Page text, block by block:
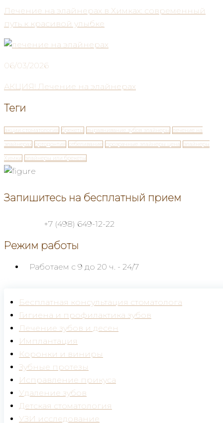
Лечение на элайнерах в Химках: современный
путь к красивой улыбке
06/03/2026
АКЦИЯ! Лечение на элайнерах
Теги
акции стоматология брекеты выравнивание зубов элайнеры лечение на
элайнерах ортодонтия отбеливание прозрачные элайнеры цена элайнеры
Химки элайнеры или брекеты
Запишитесь на бесплатный прием
+7 (498) 649-12-22
Режим работы
Работаем с 9 до 20 ч. - 24/7
Бесплатная консультация стоматолога
Гигиена и профилактика зубов
Лечение зубов и десен
Имплантация
Коронки и виниры
Зубные протезы
Исправление прикуса
Удаление зубов
Детская стоматология
УЗИ исследование